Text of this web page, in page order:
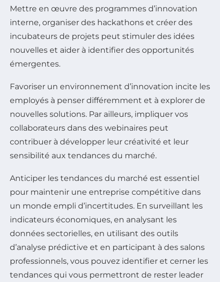
Mettre en œuvre des programmes d’innovation
interne, organiser des hackathons et créer des
incubateurs de projets peut stimuler des idées
nouvelles et aider à identifier des opportunités
émergentes.
Favoriser un environnement d’innovation incite les
employés à penser différemment et à explorer de
nouvelles solutions. Par ailleurs, impliquer vos
collaborateurs dans des webinaires peut
contribuer à développer leur créativité et leur
sensibilité aux tendances du marché.
Anticiper les tendances du marché est essentiel
pour maintenir une entreprise compétitive dans
un monde empli d’incertitudes. En surveillant les
indicateurs économiques, en analysant les
données sectorielles, en utilisant des outils
d’analyse prédictive et en participant à des salons
professionnels, vous pouvez identifier et cerner les
tendances qui vous permettront de rester leader